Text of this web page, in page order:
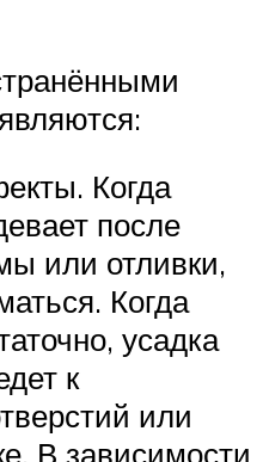
являются:
Когда
после
или отливки,
Когда
усадка
к
или
В зависимости